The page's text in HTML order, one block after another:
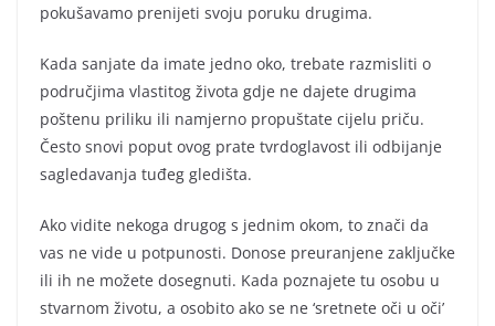
pokušavamo prenijeti svoju poruku drugima.
Kada sanjate da imate jedno oko, trebate razmisliti o
područjima vlastitog života gdje ne dajete drugima
poštenu priliku ili namjerno propuštate cijelu priču.
Često snovi poput ovog prate tvrdoglavost ili odbijanje
sagledavanja tuđeg gledišta.
Ako vidite nekoga drugog s jednim okom, to znači da
vas ne vide u potpunosti. Donose preuranjene zaključke
ili ih ne možete dosegnuti. Kada poznajete tu osobu u
stvarnom životu, a osobito ako se ne ‘sretnete oči u oči’